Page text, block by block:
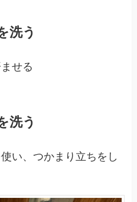
洗う
せる
洗う
い、つかまり立ちをし